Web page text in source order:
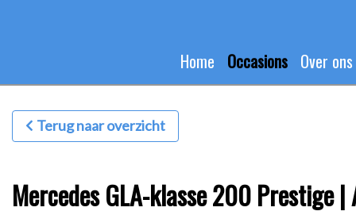
Home Occasions Over ons
Terug naar overzicht
Mercedes GLA-klasse 200 Prestige